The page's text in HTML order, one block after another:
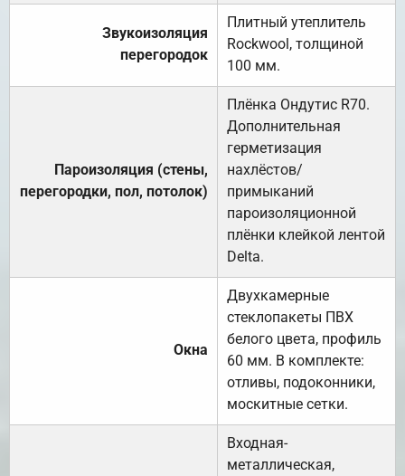
Звукоизоляция
перегородок
Плитный утеплитель
Rockwool, толщиной
100 мм.
Пароизоляция (стены,
перегородки, пол, потолок)
Плёнка Ондутис R70.
Дополнительная
герметизация
нахлёстов/
примыканий
пароизоляционной
плёнки клейкой лентой
Delta.
Окна
Двухкамерные
стеклопакеты ПВХ
белого цвета, профиль
60 мм. В комплекте:
отливы, подоконники,
москитные сетки.
Входная-
металлическая,